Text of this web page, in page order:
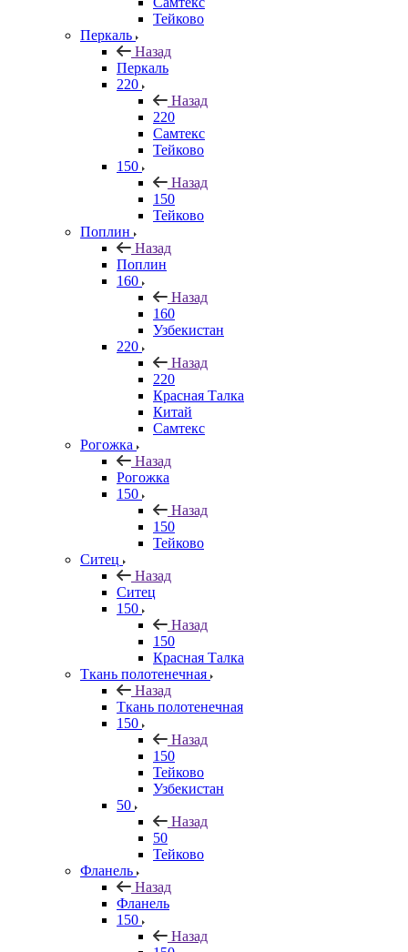
Тейково
Перкаль
Назад
Перкаль
220
Назад
220
Самтекс
Тейково
150
Назад
150
Тейково
Поплин
Назад
Поплин
160
Назад
160
Узбекистан
220
Назад
220
Красная Талка
Китай
Самтекс
Рогожка
Назад
Рогожка
150
Назад
150
Тейково
Ситец
Назад
Ситец
150
Назад
150
Красная Талка
Ткань полотенечная
Назад
Ткань полотенечная
150
Назад
150
Тейково
Узбекистан
50
Назад
50
Тейково
Фланель
Назад
Фланель
150
Назад